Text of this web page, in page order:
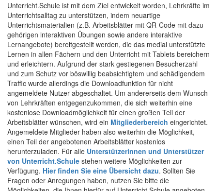
Unterricht.Schule ist mit dem Ziel entwickelt worden, Lehrkräfte im
Unterrichtsalltag zu unterstützen, indem neuartige
Unterrichtsmaterialien (z.B. Arbeitsblätter mit QR-Code mit dazu
gehörigen interaktiven Übungen sowie andere interaktive
Lernangebote) bereitgestellt werden, die das medial unterstützte
Lernen in allen Fächern und den Unterricht mit Tablets bereichern
und erleichtern. Aufgrund der stark gestiegenen Besucherzahl
und zum Schutz vor böswillig beabsichtigtem und schädigendem
Traffic wurde allerdings die Downloadfunktion für nicht
angemeldete Nutzer abgeschaltet. Um andererseits dem Wunsch
von Lehrkräften entgegenzukommen, die sich weiterhin eine
kostenlose Downloadmöglichkeit für einen großen Teil der
Arbeitsblätter wünschen, wird ein Mitgliederbereich eingerichtet.
Angemeldete Mitglieder haben also weiterhin die Möglichkeit,
einen Teil der angebotenen Arbeitsblätter kostenlos
herunterzuladen. Für alle Unterstützerinnen und Unterstützer
von Unterricht.Schule stehen weitere Möglichkeiten zur
Verfügung. Hier finden Sie eine Übersicht dazu. Sollten Sie
Fragen oder Anregungen haben, nutzen Sie bitte die